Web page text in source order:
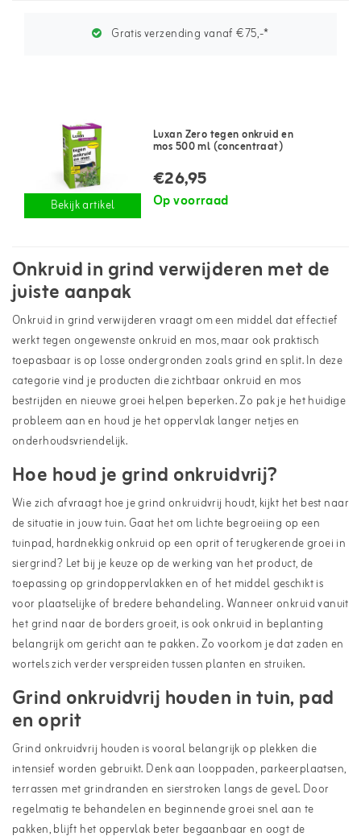
Gratis verzending vanaf €75,-*
Bekijk artikel
Luxan Zero tegen onkruid en
mos 500 ml (concentraat)
€26,95
Op voorraad
Onkruid in grind verwijderen met de
juiste aanpak
Onkruid in grind verwijderen vraagt om een middel dat effectief
werkt tegen ongewensteonkruid en mos, maar ook praktisch
toepasbaar is op losse ondergronden zoals grind en split. In deze
categorie vind je producten die zichtbaar onkruid en mos
bestrijden en nieuwe groei helpen beperken. Zo pak je het huidige
probleem aan en houd je het oppervlak langer netjes en
onderhoudsvriendelijk.
Hoe houd je grind onkruidvrij?
Wie zich afvraagt hoe je grind onkruidvrij houdt, kijkt het best naar
de situatie in jouw tuin. Gaat het om lichte begroeiing op een
tuinpad, hardnekkig onkruid op een oprit of terugkerende groei in
siergrind? Let bij je keuze op de werking van het product, de
toepassing op grindoppervlakken en of het middel geschikt is
voor plaatselijke of bredere behandeling. Wanneer onkruid vanuit
het grind naar de borders groeit, is ookonkruid in beplanting
belangrijk om gericht aan te pakken. Zo voorkom je dat zaden en
wortels zich verder verspreiden tussen planten en struiken.
Grind onkruidvrij houden in tuin, pad
en oprit
Grind onkruidvrij houden is vooral belangrijk op plekken die
intensief worden gebruikt. Denk aan looppaden, parkeerplaatsen,
terrassen met grindranden en sierstroken langs de gevel. Door
regelmatig te behandelen en beginnende groei snel aan te
pakken, blijft het oppervlak beter begaanbaar en oogt de